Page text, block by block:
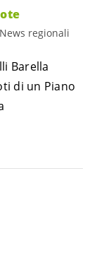
regionali
Barella
di un Piano